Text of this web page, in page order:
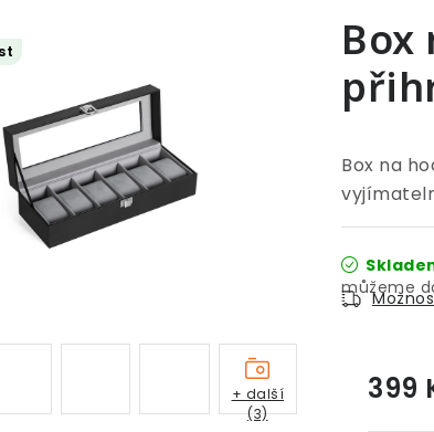
Box na
399
+ další
(3)